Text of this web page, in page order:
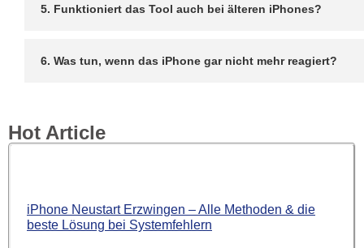
5. Funktioniert das Tool auch bei älteren iPhones?
6. Was tun, wenn das iPhone gar nicht mehr reagiert?
Hot Article
iPhone Neustart Erzwingen – Alle Methoden & die
beste Lösung bei Systemfehlern